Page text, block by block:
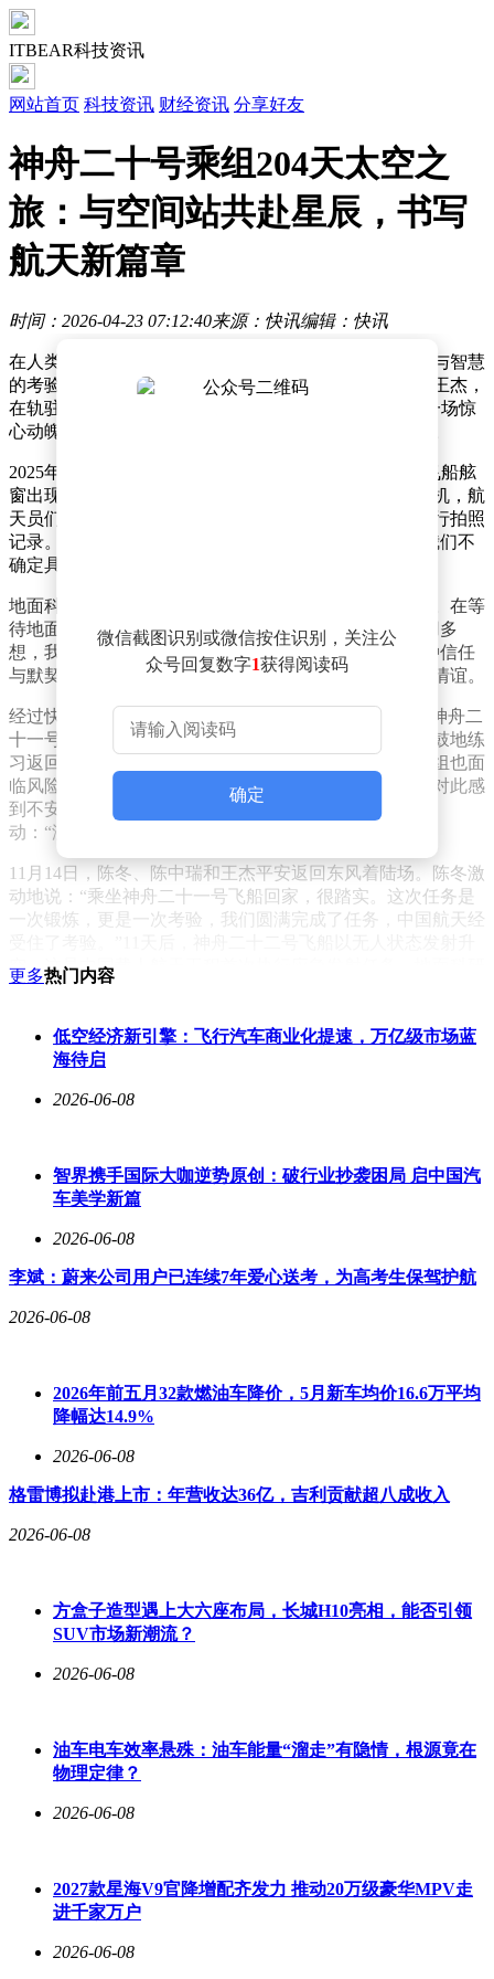
ITBEAR科技资讯
网站首页 科技资讯 财经资讯 分享好友
神舟二十号乘组204天太空之
旅：与空间站共赴星辰，书写
航天新篇章
时间：2026-04-23 07:12:40来源：快讯编辑：快讯
在人类探索宇宙的征程中，每一次太空任务都是对勇气与智慧
的考验。神舟二十号乘组的三名航天员陈冬、陈中瑞和王杰，
在轨驻留204天，不仅完成了大量科学实验，还经历了一场惊
心动魄的应急太空救援，书写了中国航天史上的新篇章。
2025年11月4日，原定返回地球的前一天，神舟二十号飞船舷
窗出现疑似裂纹，乘组被迫滞留太空。面对这一突发危机，航
天员们迅速冷静下来，用空间站内的各种设备对舷窗进行拍照
记录。陈冬回忆道：“看起来很像一些小小的裂纹，但我们不
确定具体情况，只能如实报告给地面。”
地面科研人员接到报告后，立即组织专家团队进行研判。在等
待地面决策的过程中，陈冬主动与地面沟通：“你们不用多
想，我们很平静，你们做的任何决策我们都接受。”这种信任
与默契，源于30余年载人航天工程中天地间积累的深厚情谊。
经过快速决策，工程总体决定让神舟二十号乘组“换乘”神舟二
十一号飞船返回地球。陈冬、陈中瑞和王杰开始紧锣密鼓地练
习返回操作。与此同时，空间站剩下的神舟二十一号乘组也面
临风险——如果他们需要返回，将没有飞船可用。陈冬对此感
到不安，但神舟二十一号乘组指令长张陆的回复让他感
动：“没事，你们安全我们就放心了。”
11月14日，陈冬、陈中瑞和王杰平安返回东风着陆场。陈冬激
动地说：“乘坐神舟二十一号飞船回家，很踏实。这次任务是
一次锻炼，更是一次考验，我们圆满完成了任务，中国航天经
空，这是中国载人航天工程首次执行应急发射任务。地面科研
人员将原本近一个月的筹备流程缩短至16天，几天几夜不合
他们顶住了巨大的压力。”
物“访客”——4只小鼠共同度过了难忘的时光。由于食物有
空间站里还开展了一项有趣的尝试——太空烧烤。随神舟二十
一号乘组一起进入太空的热风烘烤机，让航天员们体验了在微
重力环境下烤制食物的乐趣。陈中瑞描述道：“把腌制好的鸡
围在一块，都盯着鸡翅看，拿出来时还滋滋冒油。”
作为中国航天史上首个均由第三批航天员组成的舱外作业组
并将观察和思考反馈给地面科研人员，为空间站的改进优化提
供了宝贵建议。
离别之际，三名航天员对空间站充满了不舍。陈冬说：“空间
表示，挥手告别后都不敢再回头看。王杰则直言：“生活了204
微信截图识别或微信按住识别，关注公
众号回复数字1获得阅读码
确定
更多热门内容
低空经济新引擎：飞行汽车商业化提速，万亿级市场蓝
海待启
2026-06-08
智界携手国际大咖逆势原创：破行业抄袭困局 启中国汽
车美学新篇
2026-06-08
李斌：蔚来公司用户已连续7年爱心送考，为高考生保驾护航
2026-06-08
2026年前五月32款燃油车降价，5月新车均价16.6万平均
降幅达14.9%
2026-06-08
格雷博拟赴港上市：年营收达36亿，吉利贡献超八成收入
2026-06-08
方盒子造型遇上大六座布局，长城H10亮相，能否引领
SUV市场新潮流？
2026-06-08
油车电车效率悬殊：油车能量“溜走”有隐情，根源竟在
物理定律？
2026-06-08
2027款星海V9官降增配齐发力 推动20万级豪华MPV走
进千家万户
2026-06-08